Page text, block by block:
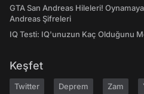
GTA San Andreas Hileleri!
Andreas Şifreleri
IQ Testi: IQ'unuzun Kaç Olduğunu
Keşfet
Twitter Deprem Zam